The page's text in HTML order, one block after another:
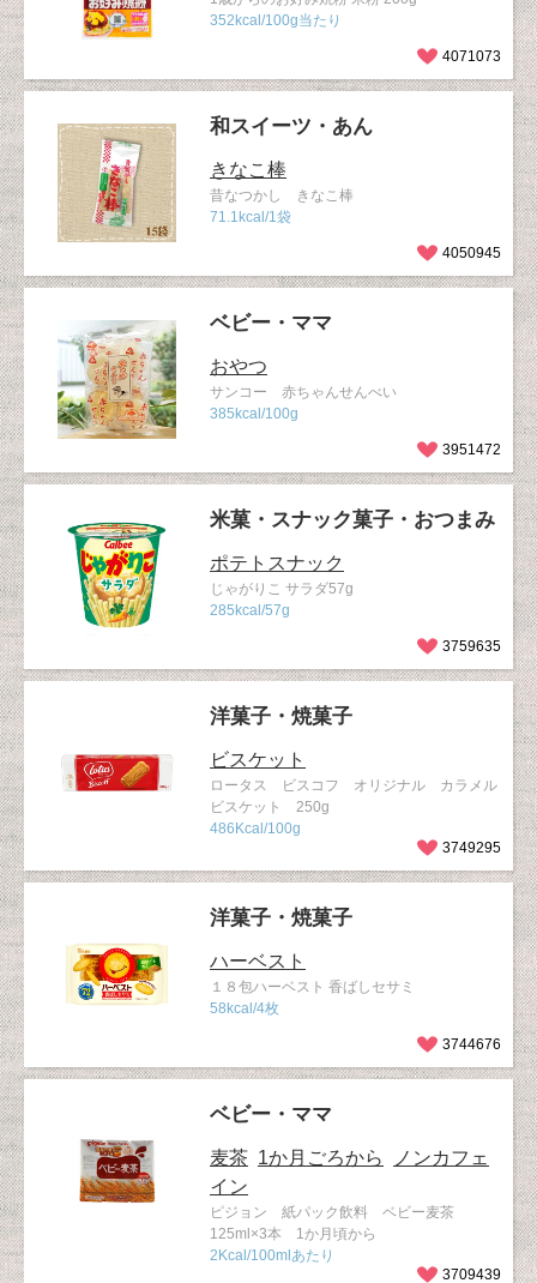
352kcal/100g当たり
4071073
和スイーツ・あん
きなこ棒
昔なつかし きなこ棒
71.1kcal/1袋
4050945
ベビー・ママ
おやつ
サンコー 赤ちゃんせんべい
385kcal/100g
3951472
米菓・スナック菓子・おつまみ
ポテトスナック
じゃがりこ サラダ57g
285kcal/57g
3759635
洋菓子・焼菓子
ビスケット
ロータス ビスコフ オリジナル カラメル
ビスケット 250g
486Kcal/100g
3749295
洋菓子・焼菓子
ハーベスト
１８包ハーベスト 香ばしセサミ
58kcal/4枚
3744676
ベビー・ママ
麦茶 1か月ごろから
ノンカフェ
イン
ピジョン 紙パック飲料 ベビー麦茶
125ml×3本 1か月頃から
2Kcal/100mlあたり
3709439